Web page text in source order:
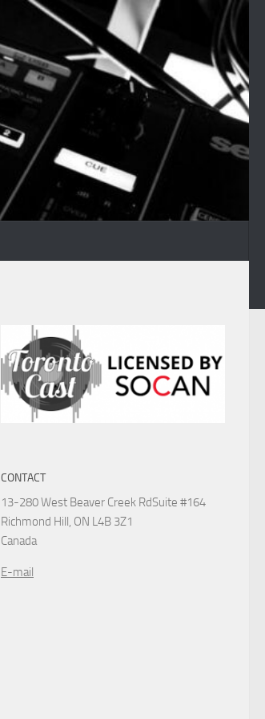
CONTACT
13-280 West Beaver Creek RdSuite #164
Richmond Hill, ON L4B 3Z1
Canada
E-mail